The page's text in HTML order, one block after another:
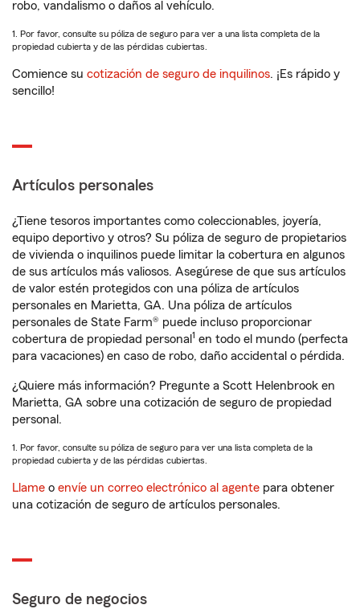
robo, vandalismo o daños al vehículo.
1. Por favor, consulte su póliza de seguro para ver a una lista completa de la
propiedad cubierta y de las pérdidas cubiertas.
Comience su cotización de seguro de inquilinos. ¡Es rápido y
sencillo!
Artículos personales
¿Tiene tesoros importantes como coleccionables, joyería,
equipo deportivo y otros? Su póliza de seguro de propietarios
de vivienda o inquilinos puede limitar la cobertura en algunos
de sus artículos más valiosos. Asegúrese de que sus artículos
de valor estén protegidos con una póliza de artículos
personales en Marietta, GA. Una póliza de artículos
personales de State Farm® puede incluso proporcionar
cobertura de propiedad personal 1 en todo el mundo (perfecta
para vacaciones) en caso de robo, daño accidental o pérdida.
¿Quiere más información? Pregunte a Scott Helenbrook en
Marietta, GA sobre una cotización de seguro de propiedad
personal.
1. Por favor, consulte su póliza de seguro para ver una lista completa de la
propiedad cubierta y de las pérdidas cubiertas.
Llame o envíe un correo electrónico al agente para obtener
una cotización de seguro de artículos personales.
Seguro de negocios